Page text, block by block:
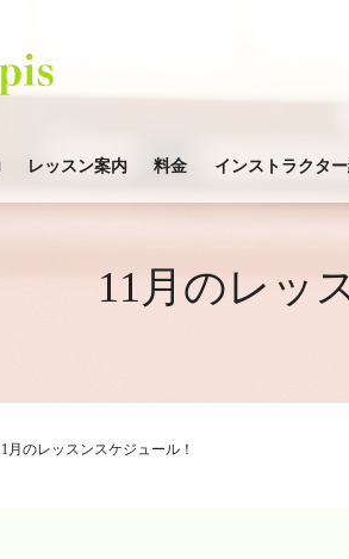
レッスン案内 料金 インストラクタ
11月のレッ
月のレッスンスケジュール！